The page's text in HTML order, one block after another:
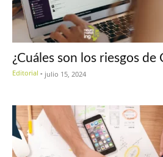
¿Cuáles son los riesgos de
Editorial - julio 15, 2024